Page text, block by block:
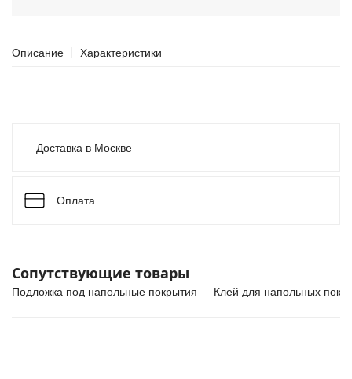
Описание Характеристики
Доставка в Москве
Оплата
Сопутствующие товары
Подложка под напольные покрытия Клей для напольных